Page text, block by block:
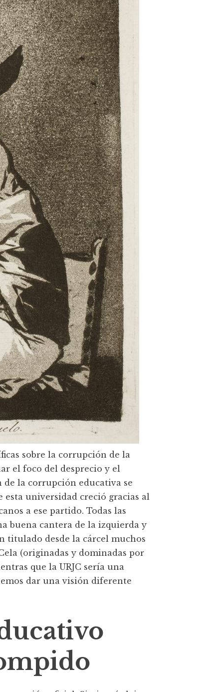
sobre la corrupción de la
el foco del desprecio y el
la corrupción educativa se
esta universidad creció gracias al
a ese partido. Todas las
buena cantera de la izquierda y
titulado desde la cárcel muchos
(originadas y dominadas por
que la URJC sería una
dar una visión diferente